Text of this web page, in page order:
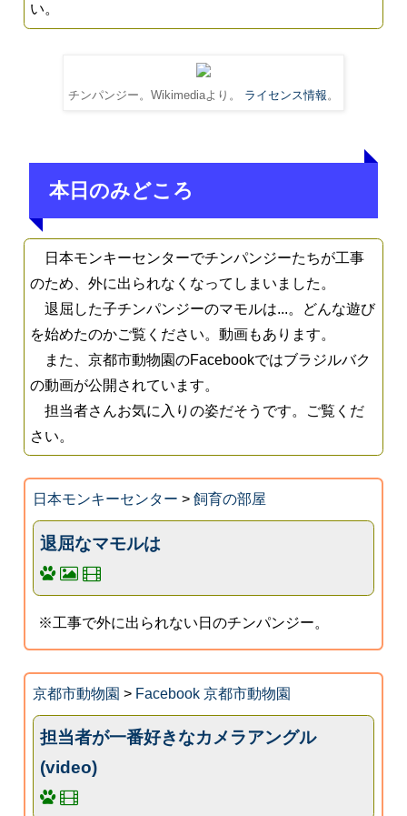
い。
チンパンジー。Wikimediaより。 ライセンス情報 。
本日のみどころ
日本モンキーセンターでチンパンジーたちが工事
のため、外に出られなくなってしまいました。
退屈した子チンパンジーのマモルは...。どんな遊び
を始めたのかご覧ください。動画もあります。
また、京都市動物園のFacebookではブラジルバク
の動画が公開されています。
担当者さんお気に入りの姿だそうです。ご覧くだ
さい。
日本モンキーセンター > 飼育の部屋
退屈なマモルは
※工事で外に出られない日のチンパンジー。
京都市動物園 > Facebook 京都市動物園
担当者が一番好きなカメラアングル
(video)